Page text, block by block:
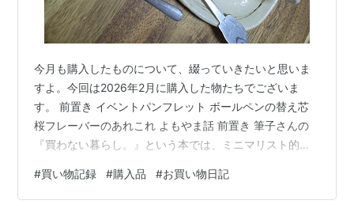
今月も購入したものについて、綴っていきたいと思いま
すよ。今回は2026年2月に購入した物たちでございま
す。 前置き イベントパンフレット ボールペンの替え芯
桜フレーバーのあれこれ よもやま話 前置き 筆子さんの
『買わない暮らし。』という本では、ミニマリスト的な
た。 yu1-simplist.hatenablog.com 私もこれまでミニマ
リストとして、多くの物を処分していくなかで、自分が
#買い物記録 #購入品 #お買い物日記